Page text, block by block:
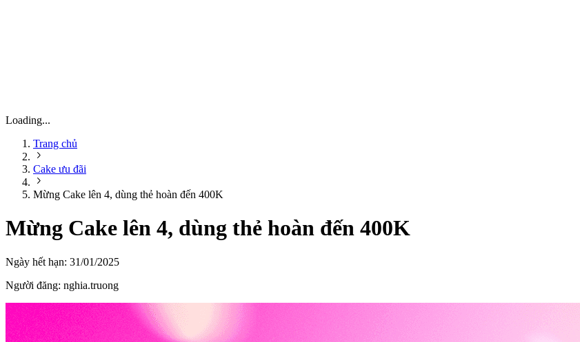
Loading...
Trang chủ
Cake ưu đãi
Mừng Cake lên 4, dùng thẻ hoàn đến 400K
Mừng Cake lên 4, dùng thẻ hoàn đến 400K
Ngày hết hạn: 31/01/2025
Người đăng: nghia.truong